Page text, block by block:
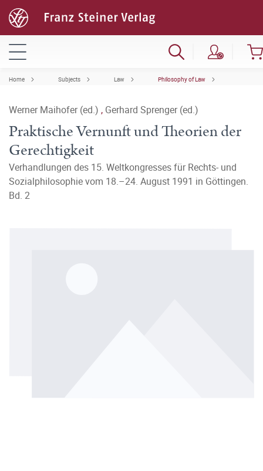
Home Subjects Law Philosophy of Law
Werner Maihofer (ed.) , Gerhard Sprenger (ed.)
Praktische Vernunft und Theorien der
Gerechtigkeit
Verhandlungen des 15. Weltkongresses für Rechts- und
Sozialphilosophie vom 18.–24. August 1991 in Göttingen.
Bd. 2